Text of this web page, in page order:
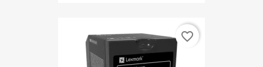
favorite_border